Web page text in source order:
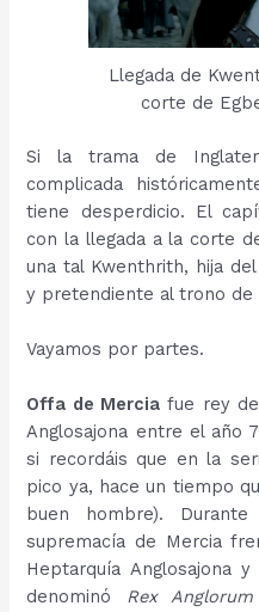
Llegada de
corte de
Si la trama de
complicada
tiene desperdicio. El
con la llegada a la corte
una tal Kwenthrith, hija
y pretendiente al trono de
Vayamos por partes.
Offa de Mercia fue rey
Anglosajona entre el año
si recordáis que en la
pico ya, hace un tiempo
buen hombre).
supremacía de Mercia
Heptarquía Anglosajona
denominó Rex Anglorum